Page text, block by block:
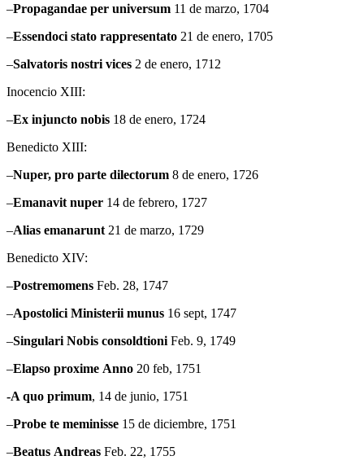
–Propagandae per universum 11 de marzo, 1704
–Essendoci stato rappresentato 21 de enero, 1705
–Salvatoris nostri vices 2 de enero, 1712
Inocencio XIII:
–Ex injuncto nobis 18 de enero, 1724
Benedicto XIII:
–Nuper, pro parte dilectorum 8 de enero, 1726
–Emanavit nuper 14 de febrero, 1727
–Alias emanarunt 21 de marzo, 1729
Benedicto XIV:
–Postremomens Feb. 28, 1747
–Apostolici Ministerii munus 16 sept, 1747
–Singulari Nobis consoldtioni Feb. 9, 1749
–Elapso proxime Anno 20 feb, 1751
-A quo primum, 14 de junio, 1751
–Probe te meminisse 15 de diciembre, 1751
–Beatus Andreas Feb. 22, 1755